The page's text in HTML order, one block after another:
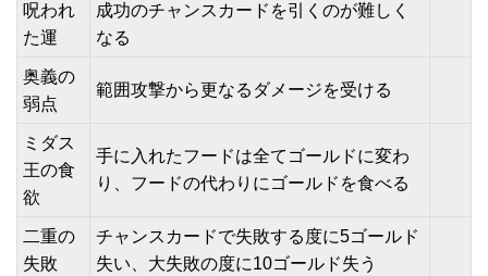
呪われ
た運
成功のチャンスカードを引くのが難しく
なる
奥義の
弱点
範囲攻撃から更なるダメージを受ける
ミダス
王の食
欲
手に入れたフードは全てゴールドに変わ
り、フードの代わりにゴールドを食べる
二重の
失敗
チャンスカードで失敗する度に5ゴールド
失い、大失敗の度に10ゴールド失う